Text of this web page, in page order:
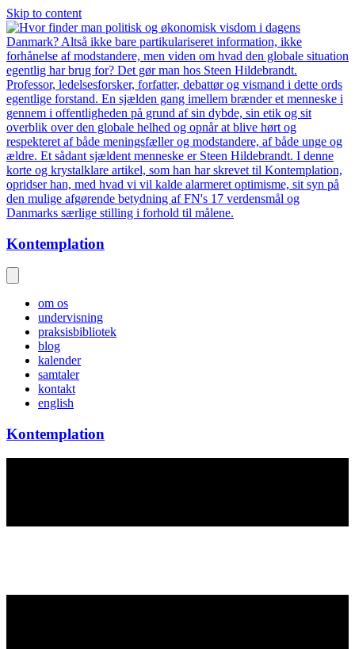
Skip to content
Kontemplation
om os
undervisning
praksisbibliotek
blog
kalender
samtaler
kontakt
english
Kontemplation